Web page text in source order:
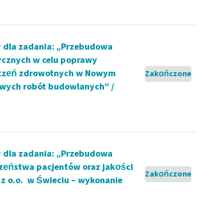
dla zadania: „Przebudowa
w celu poprawy
zdrowotnych w Nowym
robót budowlanych” /
Zakończone
dla zadania: „Przebudowa
pacjentów oraz jakości
o.o. w Świeciu – wykonanie
Zakończone